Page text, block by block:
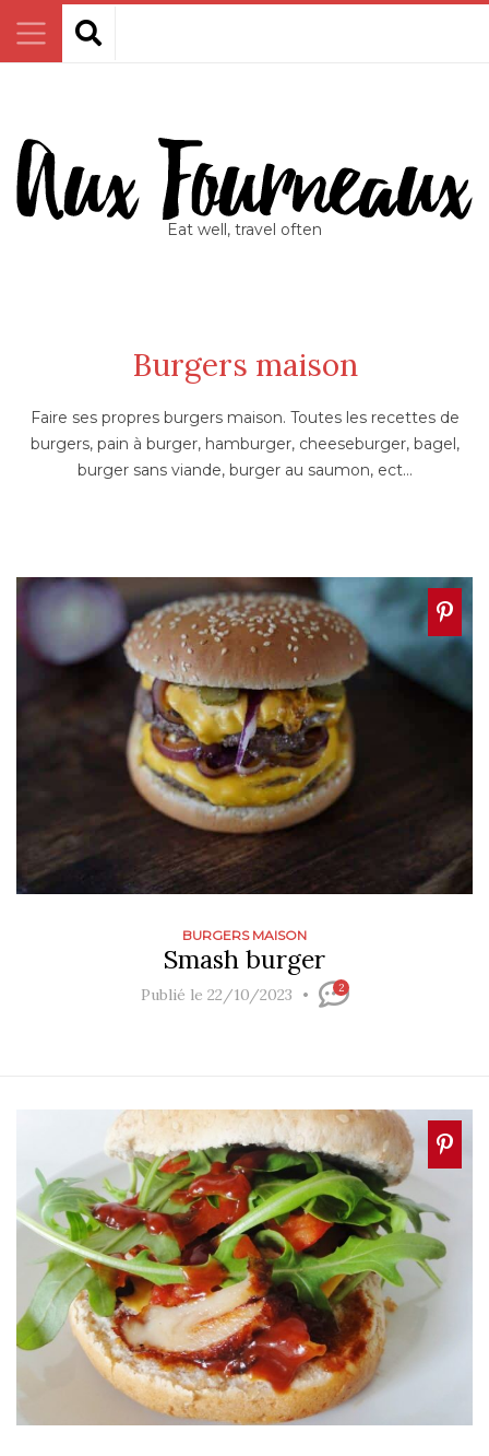
Eat well, travel often
Burgers maison
Faire ses propres burgers maison. Toutes les recettes de
burgers, pain à burger, hamburger, cheeseburger, bagel,
burger sans viande, burger au saumon, ect…
BURGERS MAISON
Smash burger
Publié le 22/10/2023 2